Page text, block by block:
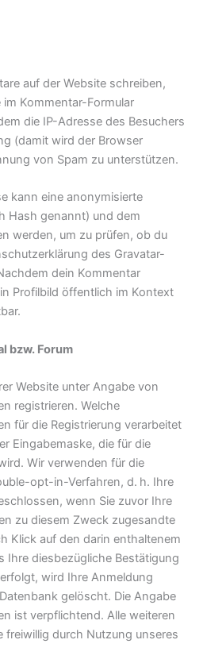
auf der Website schreiben,
Kommentar-Formular
die IP-Adresse des Besuchers
(damit wird der Browser
von Spam zu unterstützen.
kann eine anonymisierte
Hash genannt) und dem
werden, um zu prüfen, ob du
des Gravatar-
dein Kommentar
Profilbild öffentlich im Kontext
bzw. Forum
Website unter Angabe von
registrieren. Welche
für die Registrierung verarbeitet
Eingabemaske, die für die
Wir verwenden für die
opt-in-Verfahren, d. h. Ihre
wenn Sie zuvor Ihre
zu diesem Zweck zugesandte
Klick auf den darin enthaltenem
Ihre diesbezügliche Bestätigung
wird Ihre Anmeldung
gelöscht. Die Angabe
ist verpflichtend. Alle weiteren
freiwillig durch Nutzung unseres